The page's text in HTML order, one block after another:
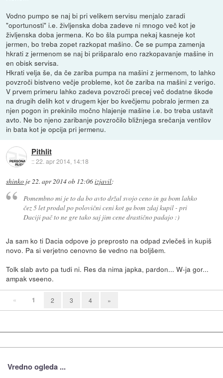
Vodno pumpo se naj bi pri velikem servisu menjalo zaradi
"oportunosti" i.e. življenska doba zadeve ni mnogo več kot je
življenska doba jermena. Ko bo šla pumpa nekaj kasneje kot
jermen, bo treba zopet razkopat mašino. Če se pumpa zamenja
hkrati z jermenom se naj bi prišparalo eno razkopavanje mašine in
en obisk servisa.
Hkrati velja še, da če zariba pumpa na mašini z jermenom, to lahko
povzroči bistveno večje probleme, kot če zariba na mašini z verigo.
V prvem primeru lahko zadeva povzroči precej več dodatne škode
na drugih delih kot v drugem kjer bo kvečjemu pobralo jermen za
njen pogon in prekinilo močno hlajenje mašine i.e. bo treba ustavit
avto. Ne bo njeno zaribanje povzročilo bližnjega srečanja ventilov
in bata kot je opcija pri jermenu.
Pithlit
::22. apr 2014, 14:18
shinko je22. apr 2014 ob 12:06izjavil:
Pomembno mi je to da bo avto držal svojo ceno in ga bom lahko
čez 5 let prodal po polovični ceni kot ga bom zdaj kupil - pri
Daciji pač to ne gre tako saj jim cene drastično padajo :)
Ja sam ko ti Dacia odpove jo preprosto na odpad zvlečeš in kupiš
novo. Pa si verjetno cenovno še vedno na boljšem.
Tolk slab avto pa tudi ni. Res da nima japka, pardon... W-ja gor...
ampak vseeno.
« 1 2 3 4 »
Vredno ogleda ...